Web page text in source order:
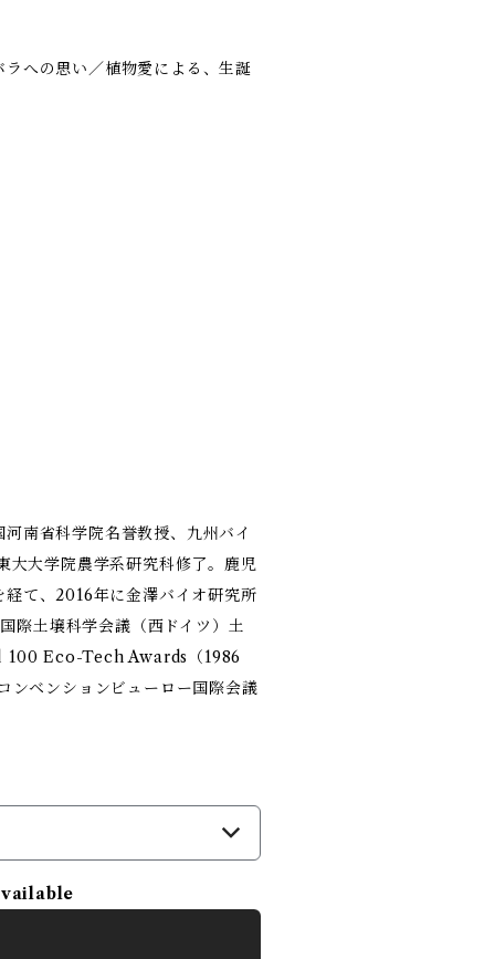
への思い／植物愛による、生誕
南省科学院名誉教授、九州バイ
大大学院農学系研究科修了。鹿児
て、2016年に金澤バイオ研究所
際土壌科学会議（西ドイツ）土
100 Eco-Tech Awards（1986
ンベンションビューロー国際会議